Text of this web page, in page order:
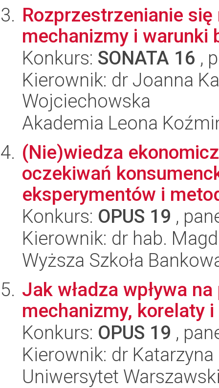
Rozprzestrzenianie
mechanizmy i warunki
Konkurs: SONATA 16 ,
Kierownik: dr Joanna
Wojciechowska
Akademia Leona
(Nie)wiedza
oczekiwań
eksperymentów i
Konkurs: OPUS 19 ,
Kierownik: dr hab.
Wyższa Szkoła
Jak władza wpływa
mechanizmy, korelaty
Konkurs: OPUS 19 ,
Kierownik: dr
Uniwersytet